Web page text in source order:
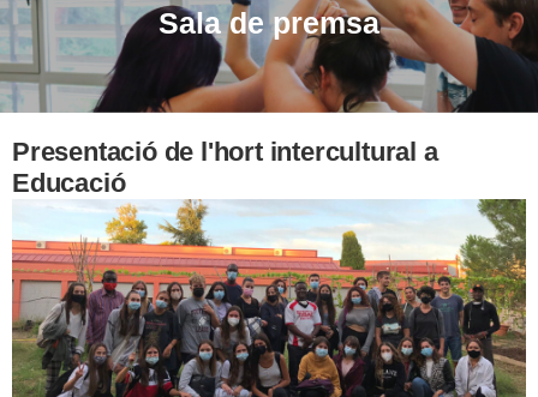
Sala de premsa
Presentació de l'hort intercultural a
Educació